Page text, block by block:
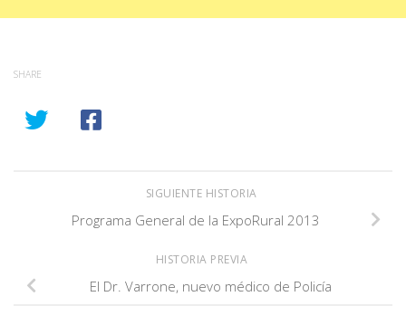
SHARE
SIGUIENTE HISTORIA
Programa General de la ExpoRural 2013
HISTORIA PREVIA
El Dr. Varrone, nuevo médico de Policía